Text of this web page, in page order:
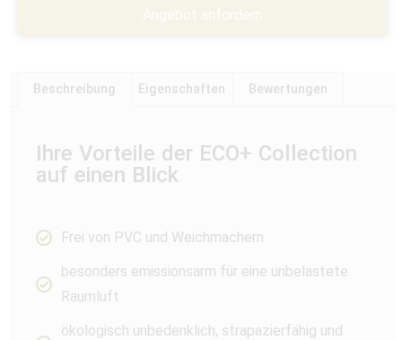
Beschreibung Eigenschaften Bewertungen
Ihre Vorteile der ECO+ Collection
auf einen Blick
Frei von PVC und Weichmachern
besonders emissionsarm für eine unbelastete
Raumluft
ökologisch unbedenklich, strapazierfähig und